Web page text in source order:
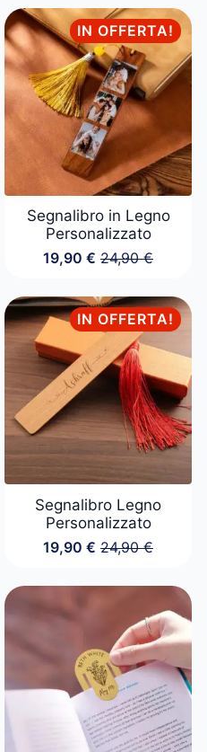
IN OFFERTA!
Segnalibro in Legno
Personalizzato
24,90€
Il
originale
era:
24,90 €.
19,90€ Il
attuale
è:
19,90 €.
IN OFFERTA!
Segnalibro Legno
Personalizzato
24,90€
Il
originale
24,90 €.
19,90€ Il
attuale
19,90 €.